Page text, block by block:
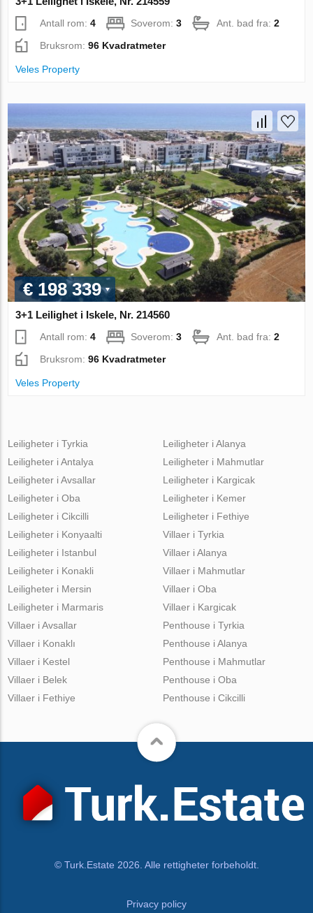
Antall rom:4 Soverom:3 Ant. bad fra:2
Bruksrom:96 Kvadratmeter
Veles Property
€ 198 339
3+1 Leilighet i Iskele, Nr. 214560
Antall rom:4 Soverom:3 Ant. bad fra:2
Bruksrom:96 Kvadratmeter
Veles Property
Leiligheter i Tyrkia
Leiligheter i Antalya
Leiligheter i Avsallar
Leiligheter i Oba
Leiligheter i Cikcilli
Leiligheter i Alanya
Leiligheter i Mahmutlar
Leiligheter i Kargicak
Leiligheter i Kemer
Leiligheter i Fethiye
Leiligheter i Konyaalti
Leiligheter i Istanbul
Leiligheter i Konakli
Leiligheter i Mersin
Leiligheter i Marmaris
Villaer i Tyrkia
Villaer i Alanya
Villaer i Mahmutlar
Villaer i Oba
Villaer i Kargicak
Villaer i Avsallar
Villaer i Konaklı
Villaer i Kestel
Villaer i Belek
Villaer i Fethiye
Penthouse i Tyrkia
Penthouse i Alanya
Penthouse i Mahmutlar
Penthouse i Oba
Penthouse i Cikcilli
© Turk.Estate 2026. Alle rettigheter forbeholdt.
Privacy policy